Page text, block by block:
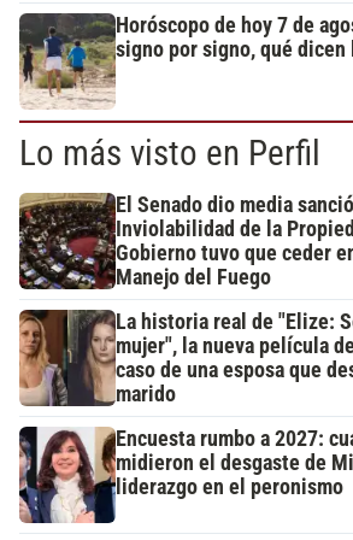
Horóscopo de hoy 7 de
signo por signo, qué dicen
Lo más visto en Perfil
El Senado dio media
Inviolabilidad de la
Gobierno tuvo que ceder
Manejo del Fuego
La historia real de "Elize:
mujer", la nueva película
caso de una esposa que
marido
Encuesta rumbo a 2027:
midieron el desgaste de
liderazgo en el peronismo